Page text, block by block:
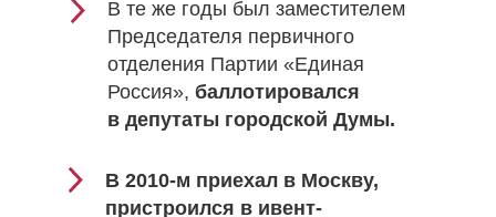
В те же годы был заместителем
Председателя первичного
отделения Партии «Единая
Россия», баллотировался
в депутаты городской Думы.
В 2010-м приехал в Москву,
пристроился в ивент-